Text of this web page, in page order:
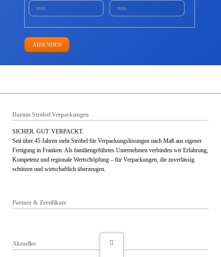
ABSENDEN
Darum Ströbel Verpackungen
SICHER. GUT. VERPACKT.
Seit über 45 Jahren steht Ströbel für Verpack­ungs­lösungen nach Maß aus eigener
Fertigung in Franken. Als familien­geführtes Unternehmen verbinden wir Erfahrung,
Kom­petenz und regionale Wert­schöpfung – für Verpackungen, die zuverlässig
schützen und wirtschaftlich überzeugen.
Partner & Zertifikate
Aktuelles